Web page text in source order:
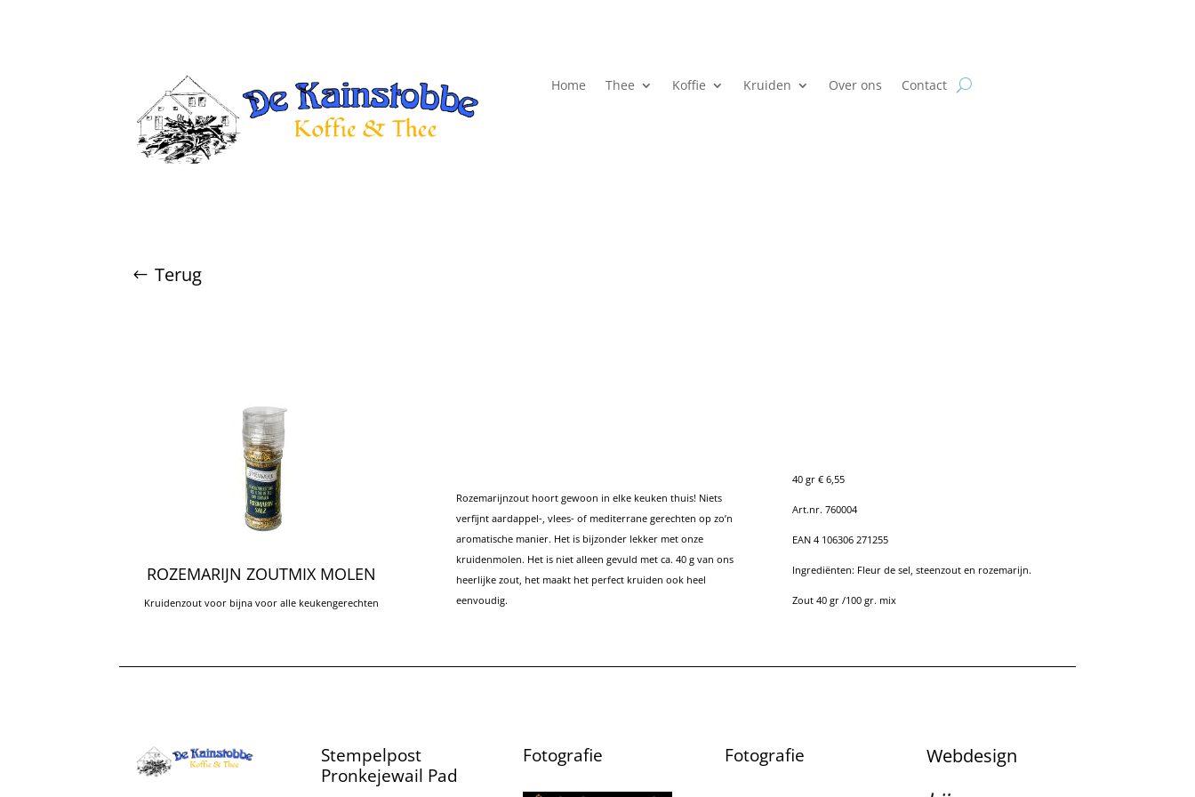
Home Thee Koffie Kruiden Over ons Contact
Terug
ROZEMARIJN ZOUTMIX MOLEN
Kruidenzout voor bijna voor alle keukengerechten
Rozemarijnzout hoort gewoon in elke keuken thuis! Niets
verfijnt aardappel-, vlees- of mediterrane gerechten op zo’n
aromatische manier. Het is bijzonder lekker met onze
kruidenmolen. Het is niet alleen gevuld met ca. 40 g van ons
heerlijke zout, het maakt het perfect kruiden ook heel
eenvoudig.
40 gr € 6,55
Art.nr. 760004
EAN 4 106306 271255
Ingrediënten: Fleur de sel, steenzout en rozemarijn.
Zout 40 gr /100 gr. mix
Stempelpost
Pronkejewail Pad
Fotografie Fotografie Webdesign